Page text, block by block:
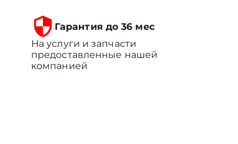
Гарантия до 36 мес
На услуги и запчасти
предоставленные нашей
компанией